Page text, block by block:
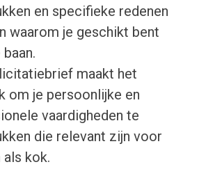
en specifieke redenen
waarom je geschikt bent
maakt het
om je persoonlijke en
vaardigheden te
die relevant zijn voor
als kok.